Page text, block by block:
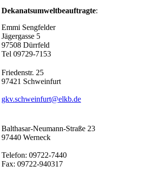
Dekanatsumweltbeauftragte:
Emmi Sengfelder
Jägergasse 5
97508 Dürrfeld
Tel 09729-7153
Friedenstr. 25
97421 Schweinfurt
gkv.schweinfurt@elkb.de
Balthasar-Neumann-Straße 23
97440 Werneck
Telefon: 09722-7440
Fax: 09722-940317